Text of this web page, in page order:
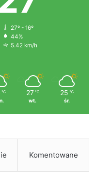
27º - 16º
44%
5.42 km/h
℃ 27 ℃
wt.
25 ℃
śr.
Komentowane